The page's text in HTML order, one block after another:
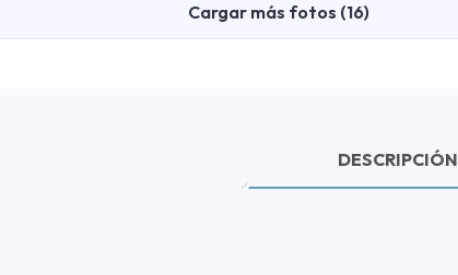
Cargar más fotos (16)
DESCRIPCIÓN